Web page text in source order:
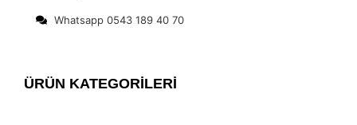
Whatsapp 0543 189 40 70
ÜRÜN KATEGORİLERİ